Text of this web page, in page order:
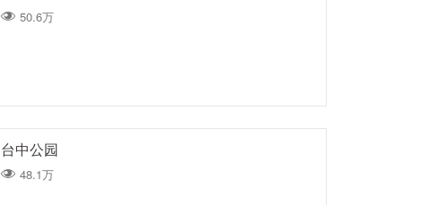
50.6万
台中公园
48.1万